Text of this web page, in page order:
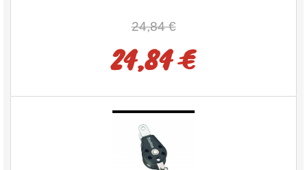
24,84 €
24,84 €